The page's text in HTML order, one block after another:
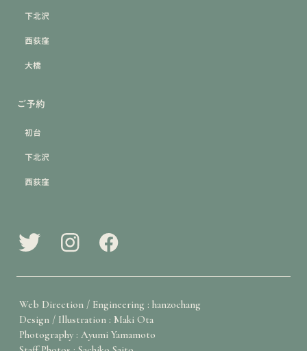
下北沢
西荻窪
大橋
ご予約
初台
下北沢
西荻窪
Web Direction / Engineering : hanzochang
Design / Illustration : Maki Ota
Photography : Ayumi Yamamoto